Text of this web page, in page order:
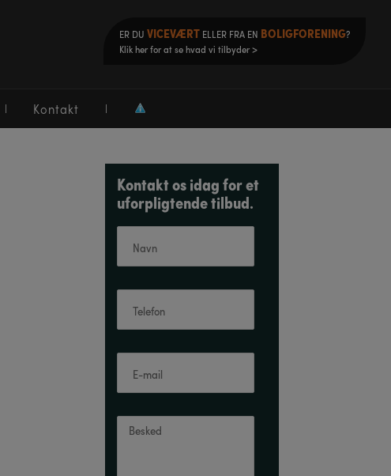
ER DU VICEVÆRT ELLER FRA EN BOLIGFORENING?
Klik her for at se hvad vi tilbyder >
Kontakt
Kontakt os idag for et
uforpligtende tilbud.